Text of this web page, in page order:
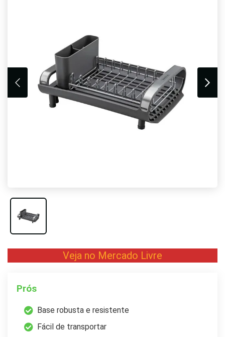
Veja no Mercado Livre
Prós
Base robusta e resistente
Fácil de transportar